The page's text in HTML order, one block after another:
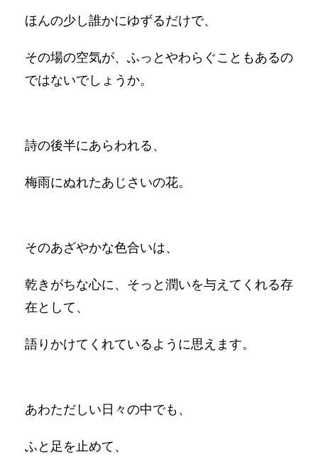
ほんの少し誰かにゆずるだけで、
その場の空気が、ふっとやわらぐこともあるの
ではないでしょうか。
詩の後半にあらわれる、
梅雨にぬれたあじさいの花。
そのあざやかな色合いは、
乾きがちな心に、そっと潤いを与えてくれる存
在として、
語りかけてくれているように思えます。
あわただしい日々の中でも、
ふと足を止めて、